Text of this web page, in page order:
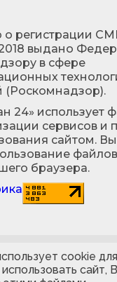
о регистрации
выдано
в сфере
(Роскомнадзор).
24» использует
сервисов и
сайтом.
браузера.
cookie
сайт,